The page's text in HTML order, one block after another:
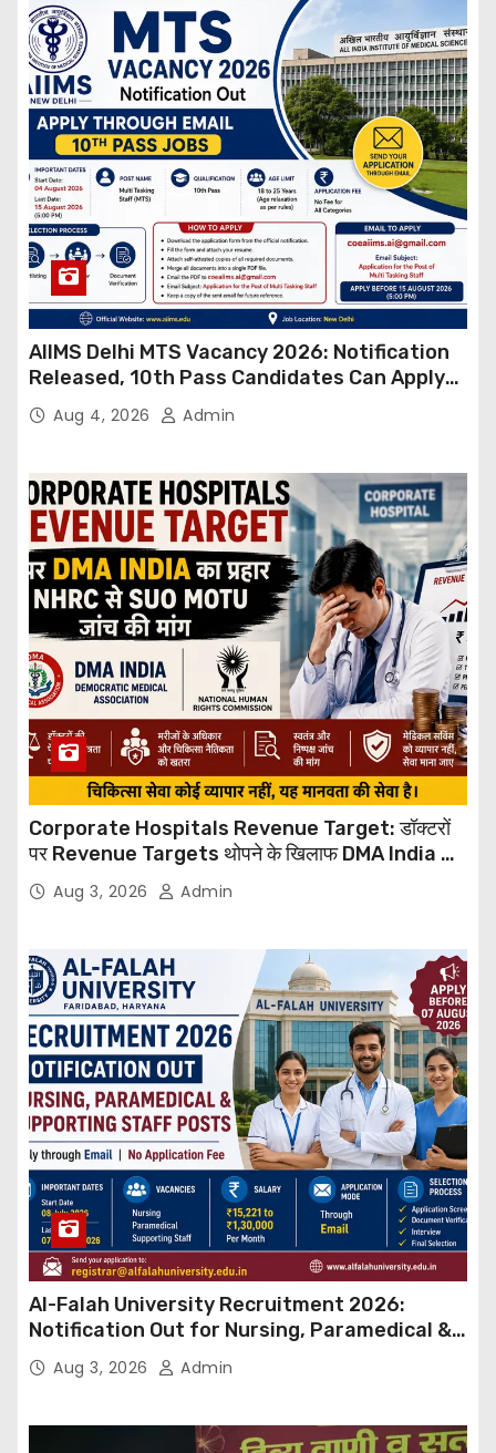
AIIMS Delhi MTS Vacancy 2026: Notification
Released, 10th Pass Candidates Can Apply
Through Email
Aug 4, 2026 Admin
Corporate Hospitals Revenue Target: डॉक्टरों
पर Revenue Targets थोपने के खिलाफ DMA India का
बड़ा कदम, NHRC से Suo Motu जांच की मांग
Aug 3, 2026 Admin
Al-Falah University Recruitment 2026:
Notification Out for Nursing, Paramedical &
Supporting Staff Posts, Apply Through Email
Aug 3, 2026 Admin